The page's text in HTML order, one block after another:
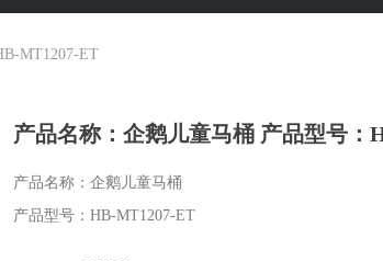
产品名称：企鹅儿童马桶 产品型号：
产品名称：企鹅儿童马桶
产品型号：HB-MT1207-ET
MT1207-ET